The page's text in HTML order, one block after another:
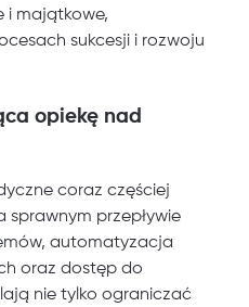
i majątkowe,
sukcesji i rozwoju
opiekę nad
coraz częściej
sprawnym przepływie
automatyzacja
oraz dostęp do
nie tylko ograniczać